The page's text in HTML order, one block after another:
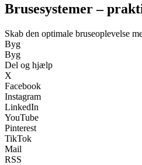
Brusesystemer –
Skab den optimale bruseoplevelse
Byg
Byg
Del og hjælp
X
Facebook
Instagram
LinkedIn
YouTube
Pinterest
TikTok
Mail
RSS